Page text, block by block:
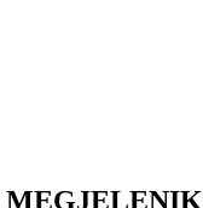
MEGJELENIK